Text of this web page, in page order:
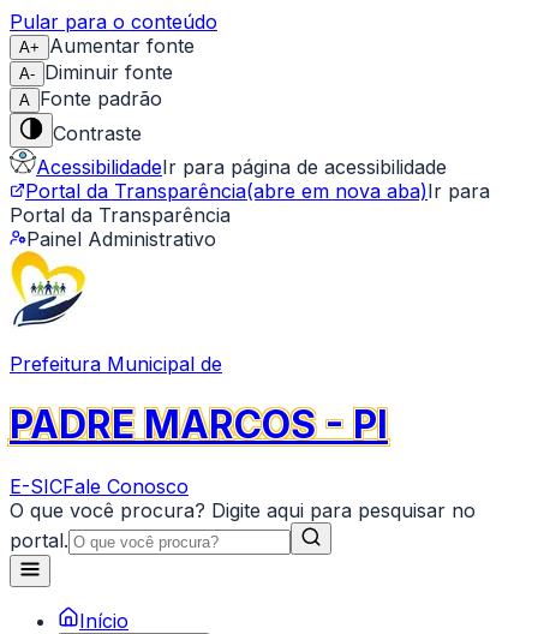
Pular para o conteúdo
A+ Aumentar fonte
A- Diminuir fonte
A Fonte padrão
Contraste
AcessibilidadeIr para página de acessibilidade
Portal da Transparência(abre em nova aba)Ir para
Portal da Transparência
Painel Administrativo
Prefeitura Municipal de
PADRE MARCOS - PI
E-SICFale Conosco
O que você procura? Digite aqui para pesquisar no
portal.
Início